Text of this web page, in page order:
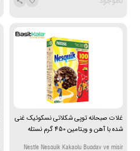
غلات صبحانه توپی شکلاتی نسکوئیک غنی
شده با آهن و ویتامین 450 گرم نستله
Nestle Nesquik Kakaolu Bugday ve misir